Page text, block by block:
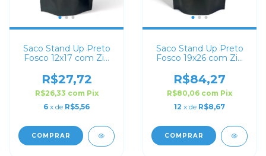
Saco Stand Up Preto
Fosco 12x17 com Zip
R$27,72
R$26,33 com Pix
6 x de R$5,56
COMPRAR
Saco Stand Up Preto
Fosco 19x26 com Zip
R$84,27
R$80,06 com Pix
12 x de R$8,67
COMPRAR